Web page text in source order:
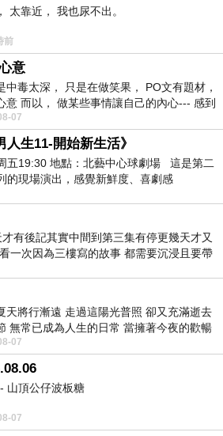
太靠近， 我也尿不出。
前
意
中毒太深， 只是在做笑果， PO文有題材，
意 而以， 做某些事情讓自己的內心--- 感到
07
生11-開始新生活》
五19:30 地點：北藝中心球劇場 這是第二
的現場演出，感覺新鮮度、喜劇感
有後記其實中間到第三集有停更幾天才又
一次因為三樓寫的故事 都需要沉浸且要帶
天將行漸遠 走過這陽光普照 卻又充滿逝去
無常已成為人生的日常 當擁著今夜的歡暢
眼驟成昨日 而明晨 太陽
07
山頂公仔波板糖
07